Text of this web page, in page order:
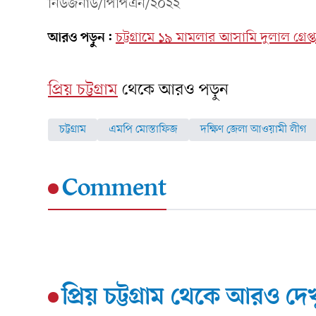
নিউজনাউ/পিপিএন/২০২২
আরও পড়ুন: চট্টগ্রামে ১৯ মামলার আসামি দুলাল
প্রিয় চট্টগ্রামথেকে আরও পড়ুন
চট্টগ্রাম এমপি মোস্তাফিজ দক্ষিণ জেলা আওয়ামী লীগ
Comment
প্রিয় চট্টগ্রাম থেকে আরও